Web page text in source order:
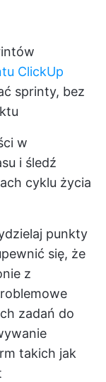
ClickUp
sprinty, bez
w
i śledź
cyklu życia
punkty
się, że
z
zadań do
takich jak